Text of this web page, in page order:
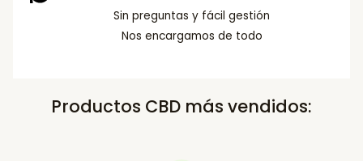
Sin preguntas y fácil gestión
Nos encargamos de todo
Productos CBD más vendidos: